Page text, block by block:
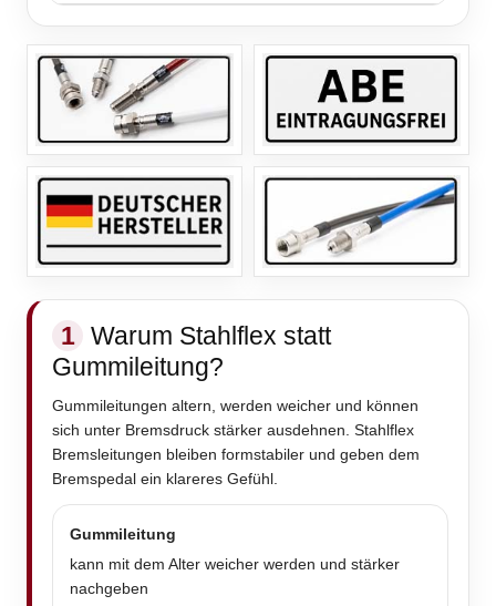
1 Warum Stahlflex statt
Gummileitung?
Gummileitungen altern, werden weicher und können
sich unter Bremsdruck stärker ausdehnen. Stahlflex
Bremsleitungen bleiben formstabiler und geben dem
Bremspedal ein klareres Gefühl.
Gummileitung
kann mit dem Alter weicher werden und stärker
nachgeben